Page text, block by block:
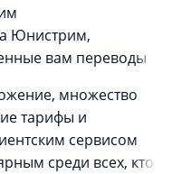
Юнистрим,
вам переводы
множество
тарифы и
сервисом
среди всех, кто